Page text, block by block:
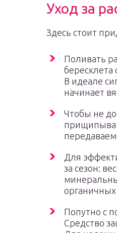
Уход за
Здесь стоит
Поливать
В идеале
начинает
Чтобы не
Для
за сезон:
Попутно с
Средство